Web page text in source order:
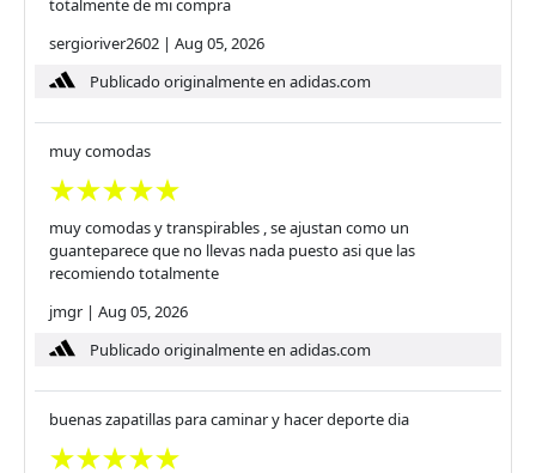
totalmente de mi compra
sergioriver2602 | Aug 05, 2026
Publicado originalmente en adidas.com
muy comodas
muy comodas y transpirables , se ajustan como un
guanteparece que no llevas nada puesto asi que las
recomiendo totalmente
jmgr | Aug 05, 2026
Publicado originalmente en adidas.com
buenas zapatillas para caminar y hacer deporte dia